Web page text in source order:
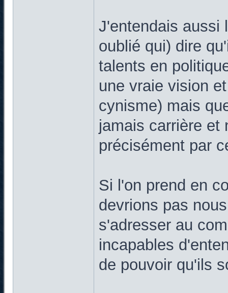
J'entendais aussi
oublié qui) dire
talents en
une vraie vision
cynisme) mais
jamais carrière et
précisément par
Si l'on prend en
devrions pas
s'adresser au
incapables
de pouvoir qu'ils